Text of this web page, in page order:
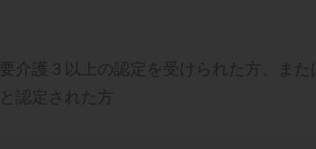
要介護３以上の認定を受けられた方、ま
と認定された方